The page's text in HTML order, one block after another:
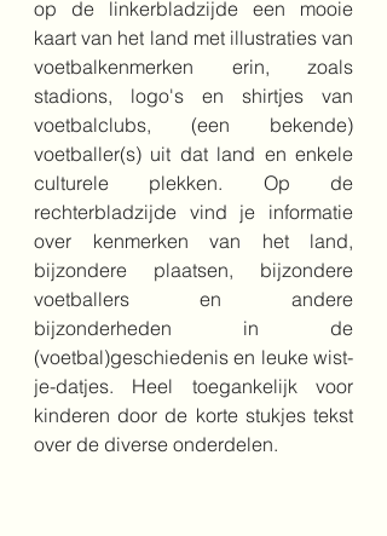
op de linkerbladzijde een mooie
kaart van het land met illustraties van
voetbalkenmerken erin, zoals
stadions, logo's en shirtjes van
voetbalclubs, (een bekende)
voetballer(s) uit dat land en enkele
culturele plekken. Op de
rechterbladzijde vind je informatie
over kenmerken van het land,
bijzondere plaatsen, bijzondere
voetballers en andere
bijzonderheden in de
(voetbal)geschiedenis en leuke wist-
je-datjes. Heel toegankelijk voor
kinderen door de korte stukjes tekst
over de diverse onderdelen.